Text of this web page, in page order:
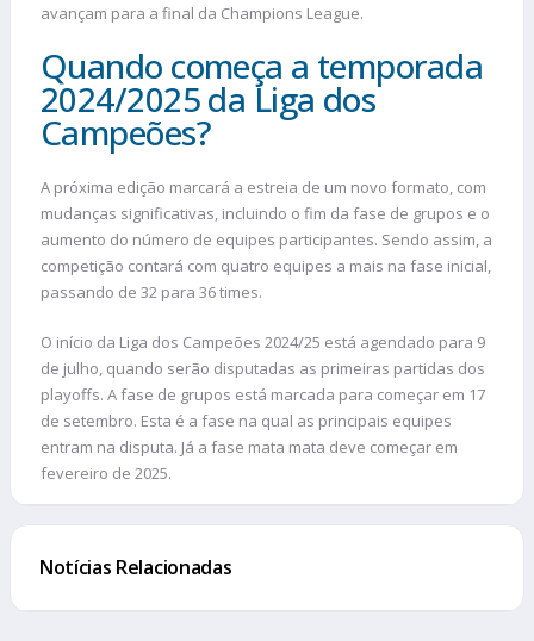
avançam para a final da Champions League.
Quando começa a temporada
2024/2025 da Liga dos
Campeões?
A próxima edição marcará a estreia de um novo formato, com
mudanças significativas, incluindo o fim da fase de grupos e o
aumento do número de equipes participantes. Sendo assim, a
competição contará com quatro equipes a mais na fase inicial,
passando de 32 para 36 times.
O início da Liga dos Campeões 2024/25 está agendado para 9
de julho, quando serão disputadas as primeiras partidas dos
playoffs. A fase de grupos está marcada para começar em 17
de setembro. Esta é a fase na qual as principais equipes
entram na disputa. Já a fase mata mata deve começar em
fevereiro de 2025.
Notícias Relacionadas